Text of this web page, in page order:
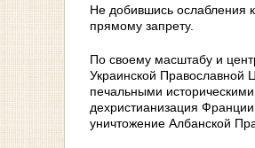
Не добившись ослабления
прямому запрету.
По своему масштабу и
Украинской Православной
печальными
дехристианизация
уничтожение Албанской